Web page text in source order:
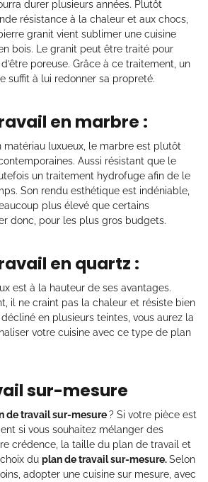
durer plusieurs années. Plutôt
résistance à la chaleur et aux chocs,
granit vient sublimer une cuisine
bois. Le granit peut être traité pour
poreuse. Grâce à ce traitement, un
suffit à lui redonner sa propreté.
en marbre :
matériau luxueux, le marbre est plutôt
Aussi résistant que le
un traitement hydrofuge afin de le
Son rendu esthétique est indéniable,
plus élevé que certains
donc, pour les plus gros budgets.
en quartz :
est à la hauteur de ses avantages.
il ne craint pas la chaleur et résiste bien
en plusieurs teintes, vous aurez la
votre cuisine avec ce type de plan
sur-mesure
de travail sur-mesure? Si votre pièce est
si vous souhaitez mélanger des
crédence, la taille du plan de travail et
du plan de travail sur-mesure.Selon
adopter une cuisine sur mesure, avec